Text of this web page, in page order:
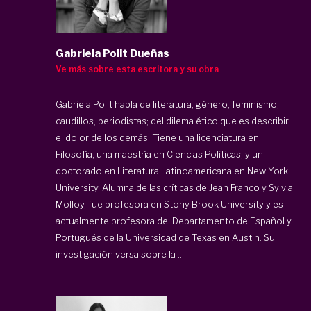
Gabriela Polit Dueñas
Ve más sobre esta escritora y su obra
Gabriela Polit habla de literatura, género, feminismo,
caudillos, periodistas; del dilema ético que es describir
el dolor de los demás. Tiene una licenciatura en
Filosofía, una maestría en Ciencias Políticas, y un
doctorado en Literatura Latinoamericana en New York
University. Alumna de las críticas de Jean Franco y Sylvia
Molloy, fue profesora en Stony Brook University y es
actualmente profesora del Departamento de Español y
Portugués de la Universidad de Texas en Austin. Su
investigación versa sobre la ...